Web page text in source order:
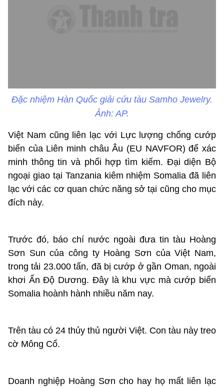
Đặc nhiệm Hàn Quốc giải cứu tàu Samho Jewelry.
Ảnh: AP.
Việt Nam cũng liên lạc với Lực lượng chống cướp
biển của Liên minh châu Âu (EU NAVFOR) để xác
minh thông tin và phối hợp tìm kiếm. Đại diện Bộ
ngoại giao tại Tanzania kiêm nhiệm Somalia đã liên
lạc với các cơ quan chức năng sở tại cũng cho mục
đích này.
Trước đó, báo chí nước ngoài đưa tin tàu Hoàng
Sơn Sun của công ty Hoàng Sơn của Việt Nam,
trong tải 23.000 tấn, đã bị cướp ở gần Oman, ngoài
khơi Ấn Độ Dương. Đây là khu vực mà cướp biển
Somalia hoành hành nhiều năm nay.
Trên tàu có 24 thủy thủ người Việt. Con tàu này treo
cờ Mông Cổ.
Doanh nghiệp Hoàng Sơn cho hay họ mất liên lạc